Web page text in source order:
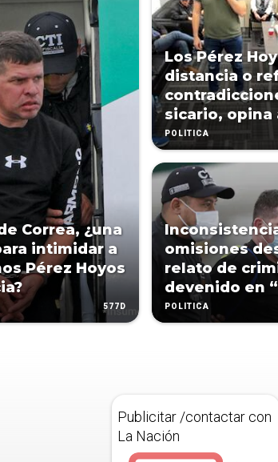
Correa, ¿una
intimidar a
Pérez Hoyos
577D
Los Pérez
distancia o
sicario, opina
POLÍTICA
omisiones
relato de
devenido en
POLÍTICA
Publicitar /contactar con
La Nación